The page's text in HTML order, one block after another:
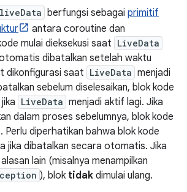
liveData berfungsi sebagai primitif
antara coroutine dan
mulai dieksekusi saat LiveData
dibatalkan setelah waktu
dikonfigurasi saat LiveData menjadi
sebelum diselesaikan, blok kode
LiveData menjadi aktif lagi. Jika
dalam proses sebelumnya, blok kode
Perlu diperhatikan bahwa blok kode
jika dibatalkan secara otomatis. Jika
lain (misalnya menampilkan
), blok tidak dimulai ulang.